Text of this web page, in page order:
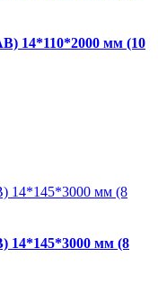
14*110*2000 мм (10
14*145*3000 мм (8